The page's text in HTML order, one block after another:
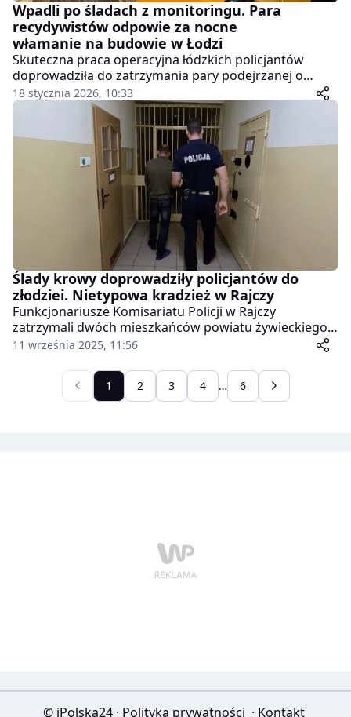
Wpadli po śladach z monitoringu. Para
recydywistów odpowie za nocne
włamanie na budowie w Łodzi
Skuteczna praca operacyjna łódzkich policjantów
doprowadziła do zatrzymania pary podejrzanej o
kradzież z włamaniem na terenie jednej z budów przy
ulicy Kolumny. 40-letni mężczyzna i jego 32-letnia
partnerka odpowiedzą za zniknięcie elektronarzędzi o
wartości blisko 25 tysięcy złotych. Sprawa ma poważny
wymiar, ponieważ oboje działali w warunkach
18 stycznia 2026, 10:33
Ślady krowy doprowadziły policjantów do
złodziei. Nietypowa kradzież w Rajczy
Funkcjonariusze Komisariatu Policji w Rajczy
zatrzymali dwóch mieszkańców powiatu żywieckiego,
którzy w nocy ukradli z pastwiska młodą krowę.
zwierzę, które doprowadziły mundurowych prosto do
sprawców.
11 września 2025, 11:56
1 2 3 4 … 6
© iPolska24 · Polityka prywatności · Kontakt